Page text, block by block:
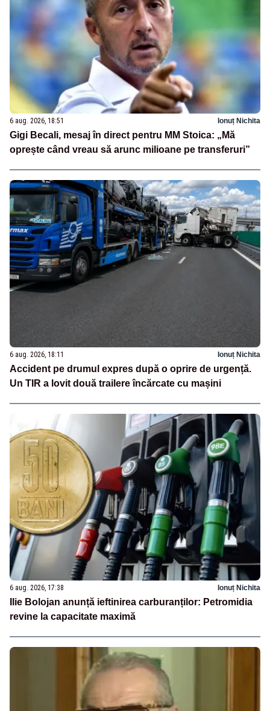
6 aug. 2026, 18:51 Ionuț Nichita
Gigi Becali, mesaj în direct pentru MM Stoica: „Mă
oprește când vreau să arunc milioane pe transferuri”
6 aug. 2026, 18:11 Ionuț Nichita
Accident pe drumul expres după o oprire de urgență.
Un TIR a lovit două trailere încărcate cu mașini
6 aug. 2026, 17:38 Ionuț Nichita
Ilie Bolojan anunță ieftinirea carburanților: Petromidia
revine la capacitate maximă